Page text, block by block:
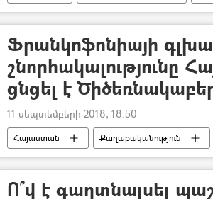
Արթուր Վանեցյանի և Սասուն Խաչատրյանի
Ֆրանկոֆոնիայի
շնորհակալությունը
ցնցել է
11 սեպտեմբերի 2018, 18:50
Հայաստան Քաղաքականություն
Ո՞վ է գաղտնալսել